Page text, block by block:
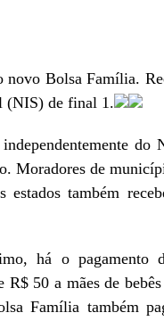
novo Bolsa Família.
(NIS) de final 1.
do
Moradores de
estados também
há o pagamento
50 a mães de bebês
Família também